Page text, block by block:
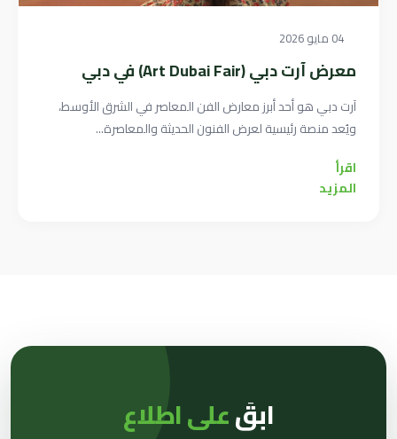
04 مايو 2026
معرض آرت دبي (Art Dubai Fair) في دبي
آرت دبي هو أحد أبرز معارض الفن المعاصر في الشرق الأوسط،
ويُعد منصة رئيسية لعرض الفنون الحديثة والمعاصرة...
اقرأ
المزيد
ابقَعلى اطلاع